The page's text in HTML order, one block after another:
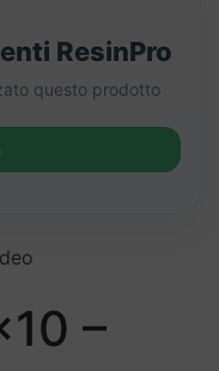
ResinPro
questo prodotto
–